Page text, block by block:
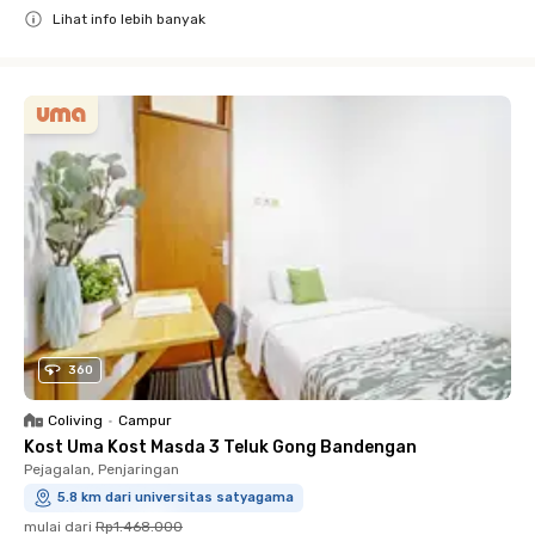
Lihat info lebih banyak
360
Coliving • Campur
Kost Uma Kost Masda 3 Teluk Gong Bandengan
Pejagalan, Penjaringan
5.8 km dari universitas satyagama
mulai dari Rp1.468.000